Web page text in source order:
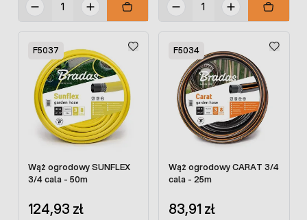
F5037
Wąż ogrodowy SUNFLEX
3/4 cala - 50m
124,93 zł
F5034
Wąż ogrodowy CARAT 3/4
cala - 25m
83,91 zł